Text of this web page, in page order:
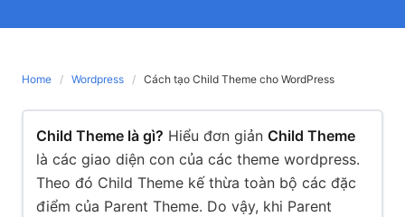
Home Wordpress Cách tạo Child Theme cho WordPress
Child Theme là gì? Hiểu đơn giảnChild Theme
là các giao diện con của các theme wordpress.
Theo đó Child Theme kế thừa toàn bộ các đặc
điểm của Parent Theme. Do vậy, khi Parent